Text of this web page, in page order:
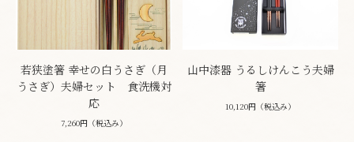
若狭塗箸 幸せの白うさぎ（月
うさぎ）夫婦セット 食洗機対
応
7,260円（税込み）
山中漆器 うるしけんこう夫婦
箸
10,120円（税込み）